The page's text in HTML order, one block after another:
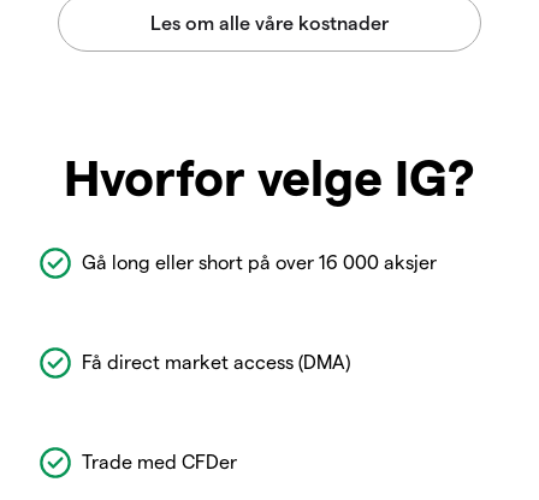
Hvorfor velge IG?
Gå long eller short på over 16 000 aksjer
Få direct market access (DMA)
Trade med CFDer